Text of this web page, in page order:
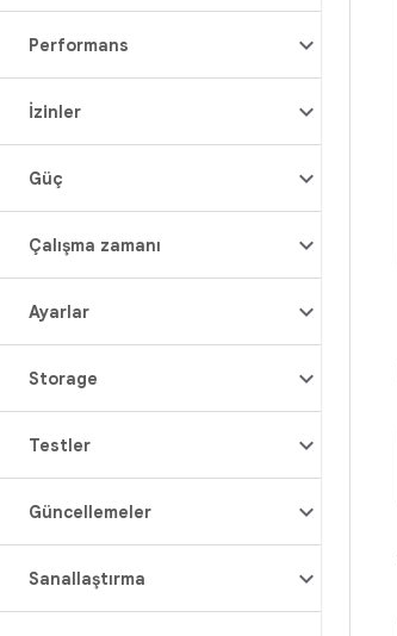
Performans
İzinler
Güç
Çalışma zamanı
Ayarlar
Storage
Testler
Güncellemeler
Sanallaştırma